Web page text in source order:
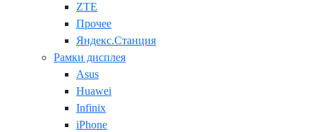
ZTE
Прочее
Яндекс.Станция
Рамки дисплея
Asus
Huawei
Infinix
iPhone